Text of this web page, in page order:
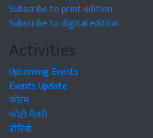
Subscribe to print edition
Subscribe to digital edition
Activities
Upcoming Events
Events Update
फोरम
फोटो गैलरी
वीडियो